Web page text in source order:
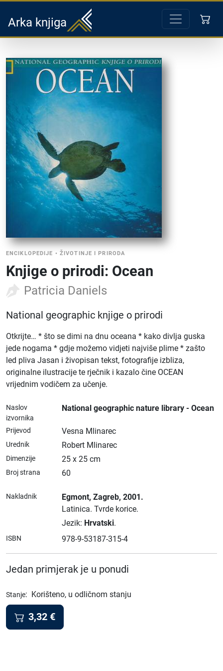
Arka knjiga
ENCIKLOPEDIJE • ŽIVOTINJE I PRIRODA
Knjige o prirodi: Ocean
Patricia Daniels
National geographic knjige o prirodi
Otkrijte… * što se dimi na dnu oceana * kako divlja guska
jede nogama * gdje možemo vidjeti najviše plime * zašto
led pliva Jasan i živopisan tekst, fotografije izbliza,
originalne ilustracije te rječnik i kazalo čine OCEAN
vrijednim vodičem za učenje.
Naslov
izvornika
National geographic nature library - Ocean
Prijevod Vesna Mlinarec
Urednik Robert Mlinarec
Dimenzije 25 x 25 cm
Broj strana 60
Nakladnik Egmont, Zagreb, 2001.
Latinica. Tvrde korice.
Jezik: Hrvatski.
ISBN 978-9-53187-315-4
Jedan primjerak je u ponudi
Stanje: Korišteno, u odličnom stanju
3,32 €